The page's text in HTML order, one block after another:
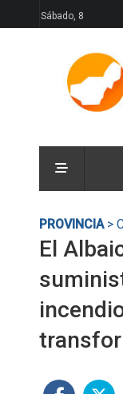
Sábado, 8
PROVINCIA>
El